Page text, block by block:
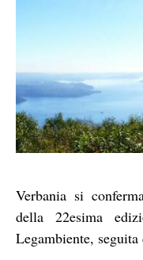
Verbania si
della 22esima
Legambiente,